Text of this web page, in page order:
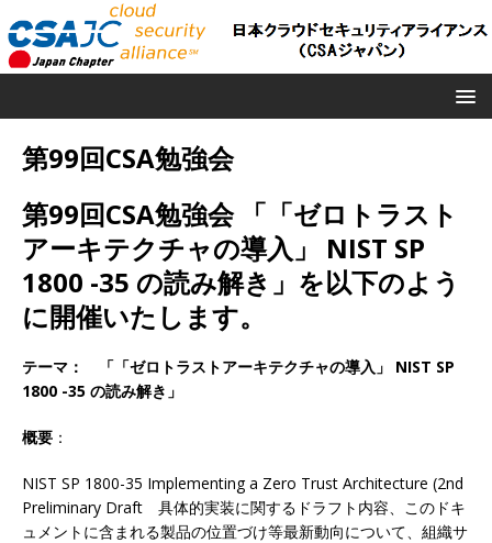
第99回CSA勉強会
第99回CSA勉強会 「「ゼロトラスト
アーキテクチャの導入」 NIST SP
1800 -35 の読み解き」を以下のよう
に開催いたします。
テーマ： 「「ゼロトラストアーキテクチャの導入」 NIST SP
1800 -35 の読み解き 」
概要 ：
NIST SP 1800-35 Implementing a Zero Trust Architecture (2nd
Preliminary Draft 具体的実装に関するドラフト内容、このドキ
ュメントに含まれる製品の位置づけ等最新動向について、組織サ